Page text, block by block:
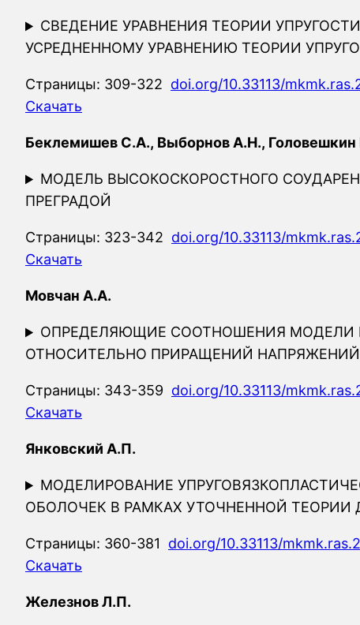
СВЕДЕНИЕ УРАВНЕНИЯ ТЕОРИИ
УСРЕДНЕННОМУ УРАВНЕНИЮ ТЕОРИИ
Страницы: 309-322 doi.org/10.33113/
Скачать
Беклемишев С.А., Выборнов А.Н.,
МОДЕЛЬ ВЫСОКОСКОРОСТНОГО
ПРЕГРАДОЙ
Страницы: 323-342 doi.org/10.33113/
Скачать
Мовчан А.А.
ОПРЕДЕЛЯЮЩИЕ СООТНОШЕНИЯ МОДЕЛИ
ОТНОСИТЕЛЬНО ПРИРАЩЕНИЙ НАПРЯЖЕНИЙ
Страницы: 343-359 doi.org/10.33113/
Скачать
Янковский А.П.
МОДЕЛИРОВАНИЕ
ОБОЛОЧЕК В РАМКАХ УТОЧНЕННОЙ
Страницы: 360-381
doi.org/10.33113/
Скачать
Железнов Л.П.